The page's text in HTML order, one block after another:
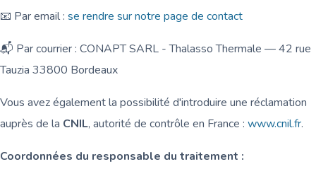
📧 Par email : se rendre sur notre page de contact
📬 Par courrier : CONAPT SARL - Thalasso Thermale — 42 rue
Tauzia 33800 Bordeaux
Vous avez également la possibilité d'introduire une réclamation
auprès de la CNIL, autorité de contrôle en France : www.cnil.fr.
Coordonnées du responsable du traitement :